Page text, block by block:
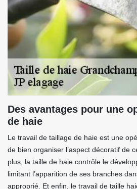
Des avantages pour une
de haie
Le travail de taillage de haie est une
de bien organiser l’aspect décoratif de
plus, la taille de haie contrôle le
limitant l’apparition de ses branches
approprié. Et enfin, le travail de taille